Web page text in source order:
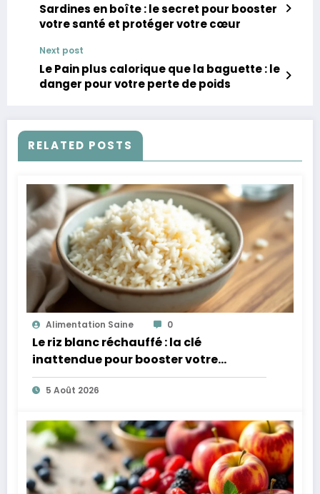
Sardines en boîte : le secret pour booster
votre santé et protéger votre cœur
Next post
Le Pain plus calorique que la baguette : le
danger pour votre perte de poids
RELATED POSTS
Alimentation Saine 0
Le riz blanc réchauffé : la clé
inattendue pour booster votre
microbiote
5 Août 2026